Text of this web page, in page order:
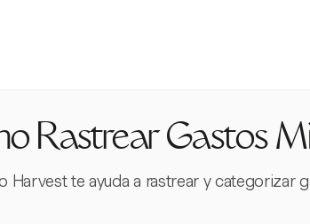
Rastrear Gastos
te ayuda a rastrear y categorizar